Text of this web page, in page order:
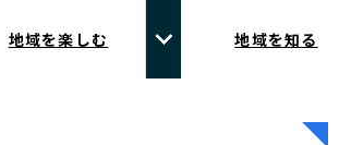
地域を楽しむ 地域を知る